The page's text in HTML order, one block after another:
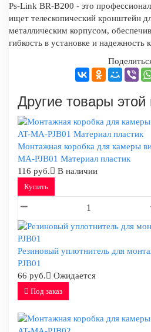
Ps-Link BR-B200 - это
ищет телескопический кронштейн
металлическим корпусом,
гибкость в установке и надежность
Другие товары этой
Монтажная коробка для камеры
MA-PJB01 Материал пластик
116 руб.
В наличии
Купить
Резиновый уплотнитель для
PJB01
66 руб.
Ожидается
Под заказ